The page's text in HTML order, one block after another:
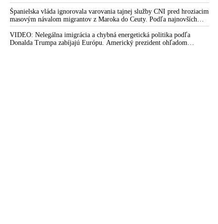
Španielska vláda ignorovala varovania tajnej služby CNI pred hroziacim
masovým návalom migrantov z Maroka do Ceuty. Podľa najnovších
správ preniklo do tejto španielskej exklávy na severe Afriky vyše 70-
tisíc migrantov
VIDEO: Nelegálna imigrácia a chybná energetická politika podľa
Donalda Trumpa zabíjajú Európu. Americký prezident ohľadom